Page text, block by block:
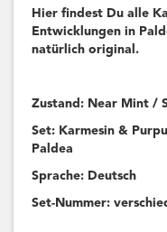
Hier findest Du alle
Entwicklungen in
natürlich original.
Zustand: Near Mint /
Set: Karmesin &
Paldea
Sprache: Deutsch
Set-Nummer: